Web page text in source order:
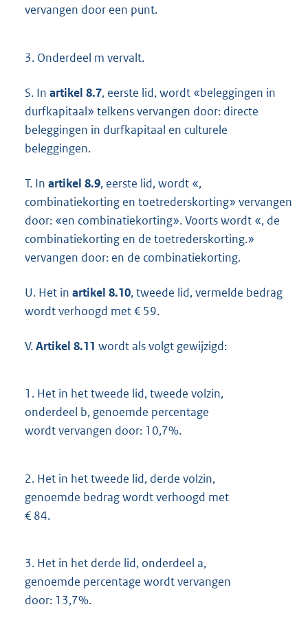
vervangen door een punt.
3. Onderdeel m vervalt.
S. In artikel 8.7, eerste lid, wordt «beleggingen in
durfkapitaal» telkens vervangen door: directe
beleggingen in durfkapitaal en culturele
beleggingen.
T. In artikel 8.9, eerste lid, wordt «,
combinatiekorting en toetrederskorting» vervangen
door: «en combinatiekorting». Voorts wordt «, de
combinatiekorting en de toetrederskorting.»
vervangen door: en de combinatiekorting.
U. Het in artikel 8.10, tweede lid, vermelde bedrag
wordt verhoogd met € 59.
V.Artikel 8.11 wordt als volgt gewijzigd:
1. Het in het tweede lid, tweede volzin,
onderdeel b, genoemde percentage
wordt vervangen door: 10,7%.
2. Het in het tweede lid, derde volzin,
genoemde bedrag wordt verhoogd met
€ 84.
3. Het in het derde lid, onderdeel a,
genoemde percentage wordt vervangen
door: 13,7%.